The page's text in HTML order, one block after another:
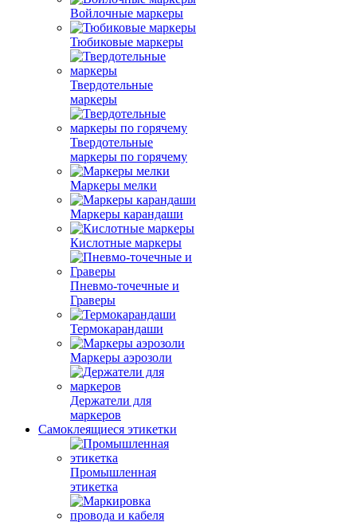
Войлочные маркеры
Тюбиковые маркеры
Твердотельные
маркеры
Твердотельные
маркеры по горячему
Маркеры мелки
Маркеры карандаши
Кислотные маркеры
Пневмо-точечные и
Граверы
Термокарандаши
Маркеры аэрозоли
Держатели для
маркеров
Самоклеящиеся этикетки
Промышленная
этикетка